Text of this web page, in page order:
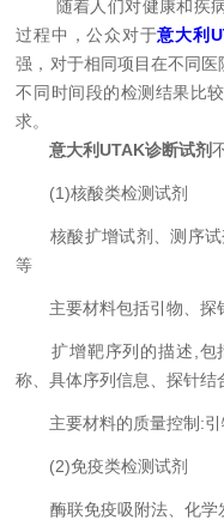
随着人们对健康和疾病
过程中，公众对于意大利
强，对于相同项目在不同
不同时间段的检测结果比
求。
意大利UTAK诊断试剂
(1)核酸类检测试剂
核酸扩增试剂、测序试
等
主要材料包括引物、探针
扩增靶序列的描述,包
称、具体序列信息、探针结
主要材料的质量控制:引
(2)免疫类检测试剂
酶联免疫吸附法、化学